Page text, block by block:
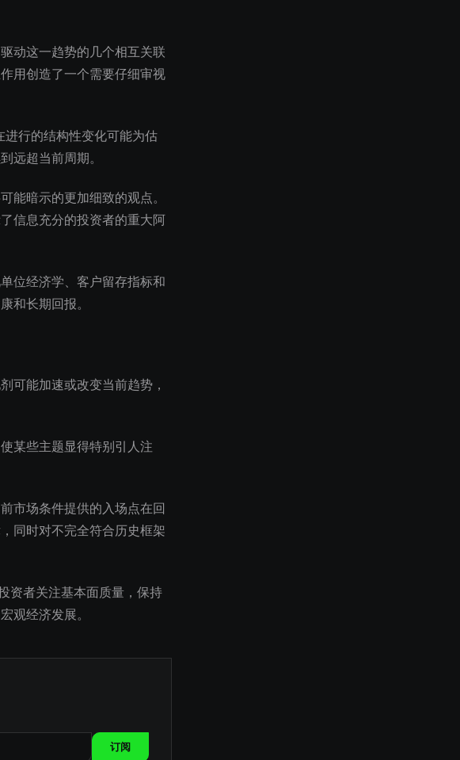
动这一趋势的几个相互关联
用创造了一个需要仔细审视
行的结构性变化可能为估
远超当前周期。
能暗示的更加细致的观点。
信息充分的投资者的重大阿
位经济学、客户留存指标和
和长期回报。
可能加速或改变当前趋势，
某些主题显得特别引人注
市场条件提供的入场点在回
同时对不完全符合历史框架
资者关注基本面质量，保持
观经济发展。
订阅